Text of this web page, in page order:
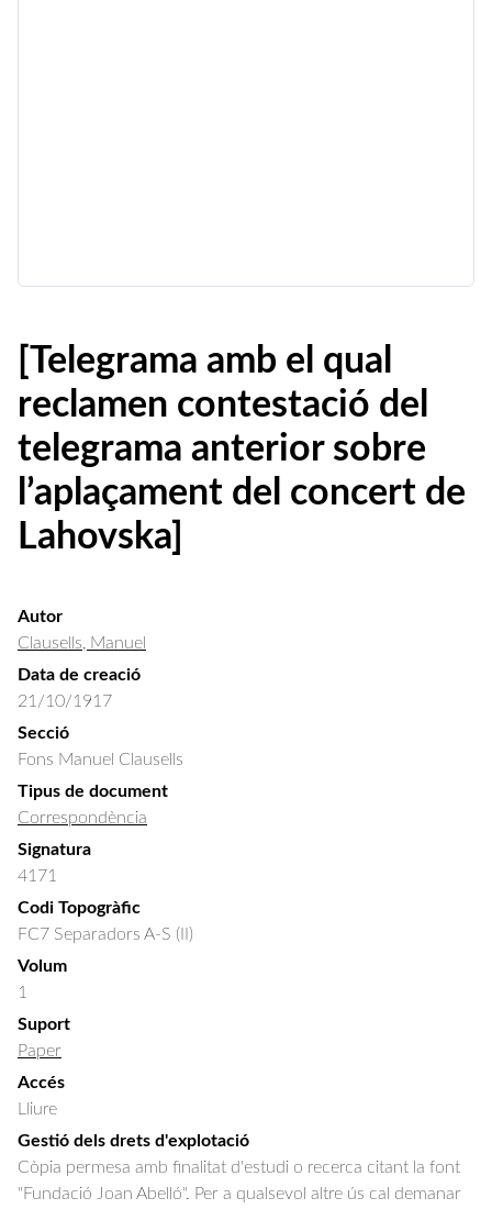
[Telegrama amb el qual
reclamen contestació del
telegrama anterior sobre
l’aplaçament del concert de
Lahovska]
Autor
Clausells, Manuel
Data de creació
21/10/1917
Secció
Fons Manuel Clausells
Tipus de document
Correspondència
Signatura
4171
Codi Topogràfic
FC7 Separadors A-S (II)
Volum
1
Suport
Paper
Accés
Lliure
Gestió dels drets d'explotació
Còpia permesa amb finalitat d'estudi o recerca citant la font
"Fundació Joan Abelló". Per a qualsevol altre ús cal demanar